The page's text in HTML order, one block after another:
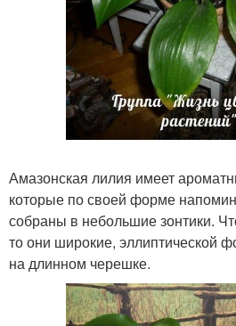
Амазонская лилия имеет
которые по своей форме
собраны в небольшие зонтики.
то они широкие, эллиптической
на длинном черешке.